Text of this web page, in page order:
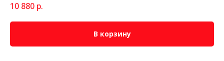
10 880 р.
В корзину